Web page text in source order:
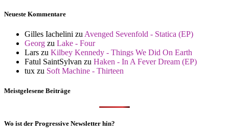
Neueste Kommentare
Gilles Iachelini zu Avenged Sevenfold - Statica (EP)
Georg zu Lake - Four
Lars zu Kilbey Kennedy - Things We Did On Earth
Fatul SaintSylvan zu Haken - In A Fever Dream (EP)
tux zu Soft Machine - Thirteen
Meistgelesene Beiträge
Wo ist der Progressive Newsletter hin?